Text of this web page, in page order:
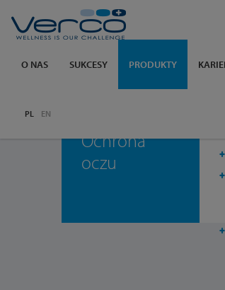
O NAS SUKCESY PRODUKTY
PL EN
Ochrona
oczu